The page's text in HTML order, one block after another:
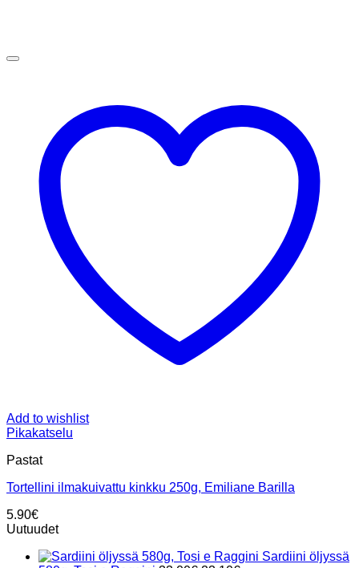
Add to wishlist
Pikakatselu
Pastat
Tortellini ilmakuivattu kinkku 250g, Emiliane Barilla
5.90€
Uutuudet
Sardiini öljyssä